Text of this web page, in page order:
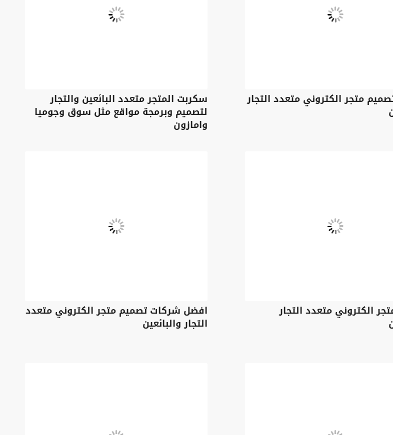
متجر الكتروني متعدد التجار سكربت المتجر متعدد البائعين والتجار
لتصميم وبرمجة مواقع مثل سوق وجوميا
وامازون
الكتروني متعدد التجار افضل شركات تصميم متجر الكتروني متعدد
التجار والبائعين